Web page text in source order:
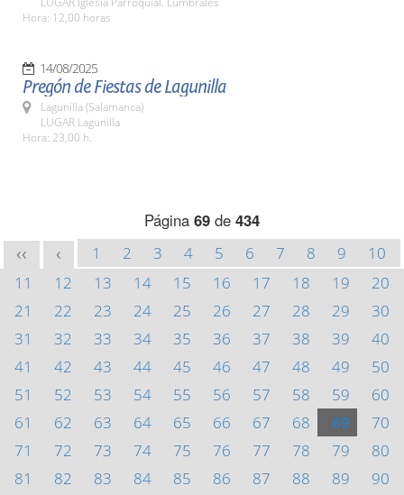
Hora: 12,00 horas
14/08/2025
Pregón de Fiestas de Lagunilla
Lagunilla (Salamanca)
LUGAR Lagunilla
Hora: 23,00 h.
Página 69 de 434
<< < 1 2 3 4 5 6 7 8 9
10
11
12 13 14 15 16 17 18 19
20
21
22 23 24 25 26 27 28 29
30
31
32 33 34 35 36 37 38 39
40
41
42 43 44 45 46 47 48 49
50
51
52 53 54 55 56 57 58 59
60
61
62 63 64 65 66 67 68 69
70
71
72 73 74 75 76 77 78 79
80
81
82 83 84 85 86 87 88 89
90